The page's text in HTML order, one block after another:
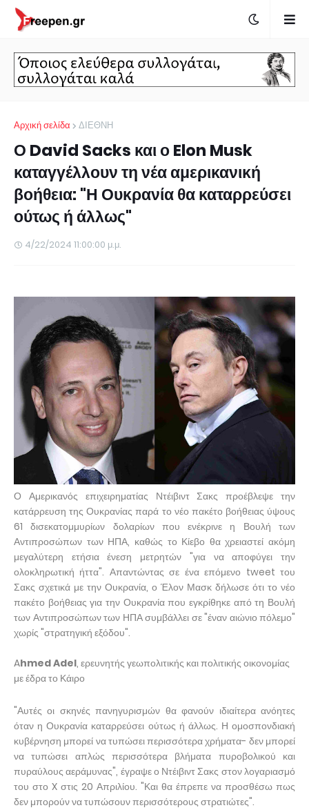
Αρχική σελίδα ΔΙΕΘΝΗ
Ο David Sacks και ο Elon Musk
καταγγέλλουν τη νέα αμερικανική
βοήθεια: "Η Ουκρανία θα καταρρεύσει
ούτως ή άλλως"
4/22/2024 11:00:00 μ.μ.
Ο Αμερικανός επιχειρηματίας Ντέιβιντ Σακς προέβλεψε την
κατάρρευση της Ουκρανίας παρά το νέο πακέτο βοήθειας ύψους
61 δισεκατομμυρίων δολαρίων που ενέκρινε η Βουλή των
Αντιπροσώπων των ΗΠΑ, καθώς το Κίεβο θα χρειαστεί ακόμη
μεγαλύτερη ετήσια ένεση μετρητών "για να αποφύγει την
ολοκληρωτική ήττα". Απαντώντας σε ένα επόμενο tweet του
Σακς σχετικά με την Ουκρανία, ο Έλον Μασκ δήλωσε ότι το νέο
πακέτο βοήθειας για την Ουκρανία που εγκρίθηκε από τη Βουλή
των Αντιπροσώπων των ΗΠΑ συμβάλλει σε "έναν αιώνιο πόλεμο"
χωρίς "στρατηγική εξόδου".
Ahmed Adel, ερευνητής γεωπολιτικής και πολιτικής οικονομίας
με έδρα το Κάιρο
"Αυτές οι σκηνές πανηγυρισμών θα φανούν ιδιαίτερα ανόητες
όταν η Ουκρανία καταρρεύσει ούτως ή άλλως. Η ομοσπονδιακή
κυβέρνηση μπορεί να τυπώσει περισσότερα χρήματα- δεν μπορεί
να τυπώσει απλώς περισσότερα βλήματα πυροβολικού και
πυραύλους αεράμυνας", έγραψε ο Ντέιβιντ Σακς στον λογαριασμό
του στο X στις 20 Απριλίου. "Και θα έπρεπε να προσθέσω πως
δεν μπορούν να τυπώσουν περισσότερους στρατιώτες".